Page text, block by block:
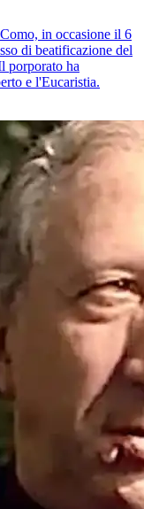
in occasione il 6
di beatificazione del
porporato ha
e l'Eucaristia.